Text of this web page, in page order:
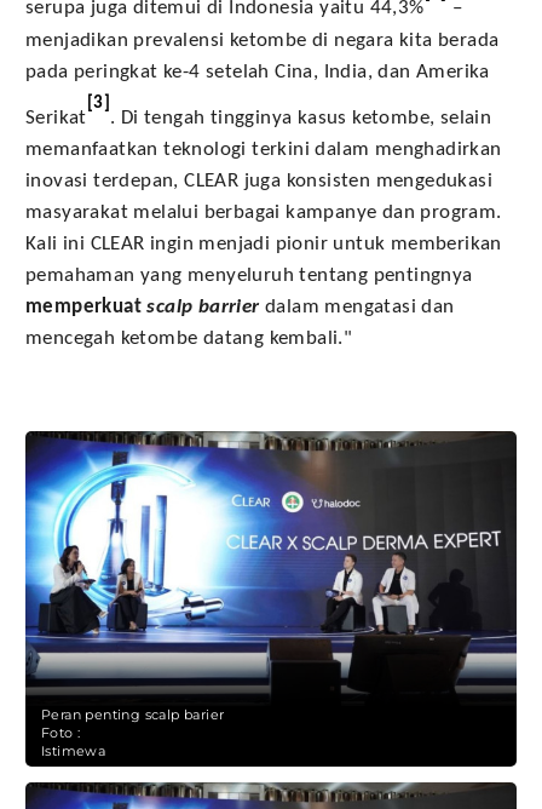
serupa juga ditemui di Indonesia yaitu 44,3%
–
menjadikan prevalensi ketombe di negara kita berada
pada peringkat ke-4 setelah Cina, India, dan Amerika
Serikat
[3]
. Di tengah tingginya kasus ketombe, selain
memanfaatkan teknologi terkini dalam menghadirkan
inovasi terdepan, CLEAR juga konsisten mengedukasi
masyarakat melalui berbagai kampanye dan program.
Kali ini CLEAR ingin menjadi pionir untuk memberikan
pemahaman yang menyeluruh tentang pentingnya
memperkuatscalp barrierdalam mengatasi dan
mencegah ketombe datang kembali."
Peran penting scalp barier
Foto :
Istimewa